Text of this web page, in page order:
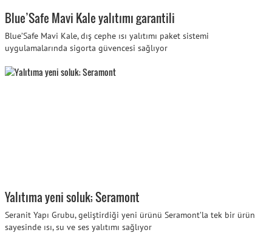
Blue’Safe Mavi Kale yalıtımı garantili
Blue’Safe Mavi Kale, dış cephe ısı yalıtımı paket sistemi
uygulamalarında sigorta güvencesi sağlıyor
Yalıtıma yeni soluk; Seramont
Seranit Yapı Grubu, geliştirdiği yeni ürünü Seramont’la tek bir ürün
sayesinde ısı, su ve ses yalıtımı sağlıyor